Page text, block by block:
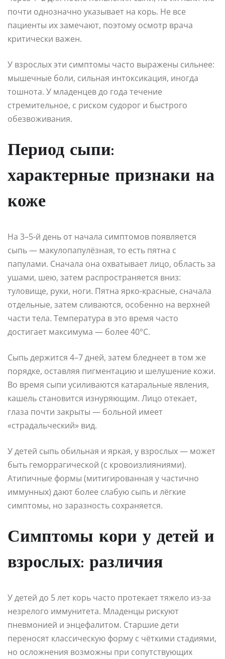
почти однозначно указывает на корь. Не все
пациенты их замечают, поэтому осмотр врача
критически важен.
У взрослых эти симптомы часто выражены сильнее:
мышечные боли, сильная интоксикация, иногда
тошнота. У младенцев до года течение
стремительное, с риском судорог и быстрого
обезвоживания.
Период сыпи:
характерные признаки на
коже
На 3–5-й день от начала симптомов появляется
сыпь — макулопапулёзная, то есть пятна с
папулами. Сначала она охватывает лицо, область за
ушами, шею, затем распространяется вниз:
туловище, руки, ноги. Пятна ярко-красные, сначала
отдельные, затем сливаются, особенно на верхней
части тела. Температура в это время часто
достигает максимума — более 40°C.
Сыпь держится 4–7 дней, затем бледнеет в том же
порядке, оставляя пигментацию и шелушение кожи.
Во время сыпи усиливаются катаральные явления,
кашель становится изнуряющим. Лицо отекает,
глаза почти закрыты — больной имеет
«страдальческий» вид.
У детей сыпь обильная и яркая, у взрослых — может
быть геморрагической (с кровоизлияниями).
Атипичные формы (митигированная у частично
иммунных) дают более слабую сыпь и лёгкие
симптомы, но заразность сохраняется.
Симптомы кори у детей и
взрослых: различия
У детей до 5 лет корь часто протекает тяжело из-за
незрелого иммунитета. Младенцы рискуют
пневмонией и энцефалитом. Старшие дети
переносят классическую форму с чёткими стадиями,
но осложнения возможны при сопутствующих